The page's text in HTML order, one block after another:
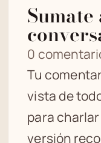
0
Tu
vista de
para
versión